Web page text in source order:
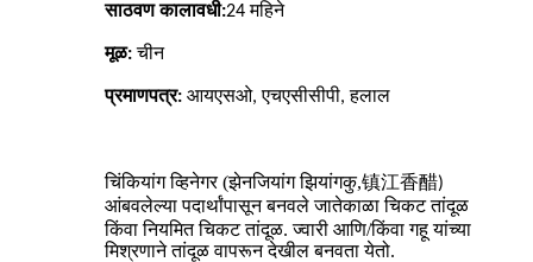
साठवण कालावधी:24महिने
मूळ: चीन
प्रमाणपत्र: आयएसओ, एचएसीसीपी, हलाल
चिंकियांग व्हिनेगर (झेनजियांग झियांगकु,镇江香醋)
आंबवलेल्या पदार्थांपासून बनवले जातेकाळा चिकट तांदूळ
किंवा नियमित चिकट तांदूळ. ज्वारी आणि/किंवा गहू यांच्या
मिश्रणाने तांदूळ वापरून देखील बनवता येतो.